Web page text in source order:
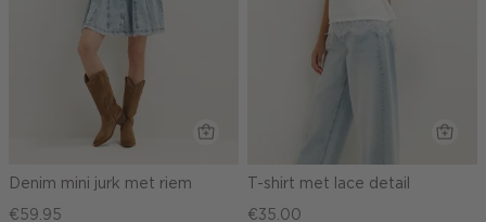
Denim mini jurk met riem
€59.95
T-shirt met lace detail
€35.00